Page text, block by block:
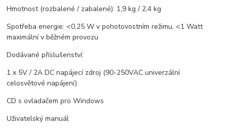
Hmotnost (rozbalené / zabalené): 1,9 kg / 2,4 kg
Spotřeba energie: <0,25 W v pohotovostním režimu, <1 Watt
maximální v běžném provozu
Dodávané příslušenství:
1 x 5V / 2A DC napájecí zdroj (90-250VAC univerzální
celosvětové napájení)
CD s ovladačem pro Windows
Uživatelský manuál